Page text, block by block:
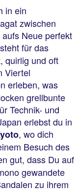
in ein
zwischen
Neue perfekt
steht für das
quirlig und oft
Viertel
erleben, was
grellbunte
Technik- und
erlebst du in
, wo dich
Besuch des
gut, dass Du auf
gewandete
zu ihrem